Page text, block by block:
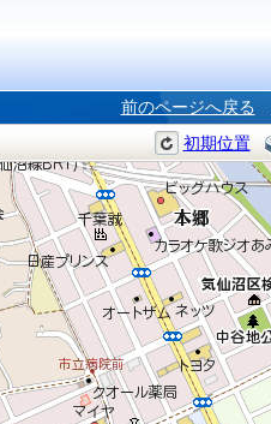
前のページへ戻る
初期位置